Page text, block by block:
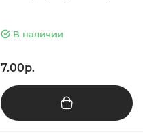
В наличии
7.00р.